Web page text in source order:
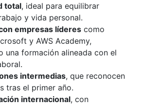
total, ideal para equilibrar
y vida personal.
empresas líderes como
y AWS Academy,
una formación alineada con el
intermedias, que reconocen
tras el primer año.
internacional, con